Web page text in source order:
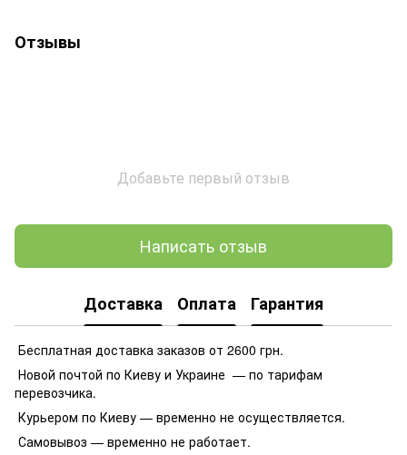
Отзывы
Добавьте первый отзыв
Написать отзыв
Доставка Оплата Гарантия
Бесплатная доставка заказов от 2600 грн.
Новой почтой по Киеву и Украине — по тарифам
перевозчика.
Курьером по Киеву — временно не осуществляется.
Самовывоз — временно не работает.